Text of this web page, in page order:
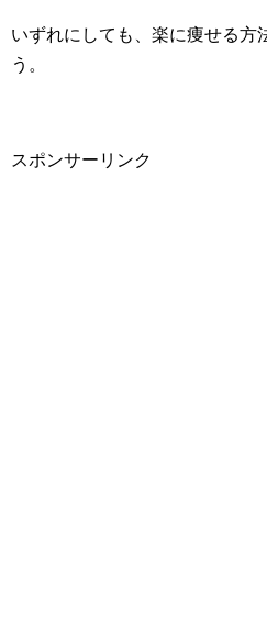
いずれにしても、楽に痩せる方
う。
スポンサーリンク